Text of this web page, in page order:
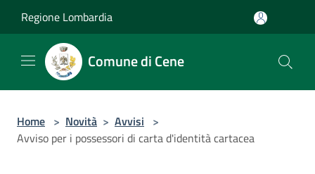
Regione Lombardia
Comune di Cene
Home > Novità > Avvisi >
Avviso per i possessori di carta d'identità cartacea